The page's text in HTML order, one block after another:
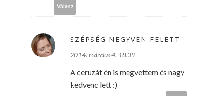
Válasz
SZÉPSÉG NEGYVEN FELETT
2014. március 4. 18:39
A ceruzát én is megvettem és nagy
kedvenc lett :)